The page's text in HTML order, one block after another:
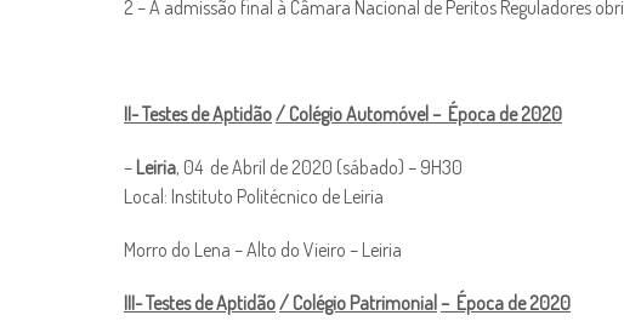
2 – A admissão final à Câmara Nacional de Peritos Reguladores
II- Testes de Aptidão/ Colégio Automóvel – Época de 2020
– Leiria, 04 de Abril de 2020 (sábado) – 9H30
Local: Instituto Politécnico de Leiria
Morro do Lena – Alto do Vieiro – Leiria
III- Testes de Aptidão/ Colégio Patrimonial– Época de 2020